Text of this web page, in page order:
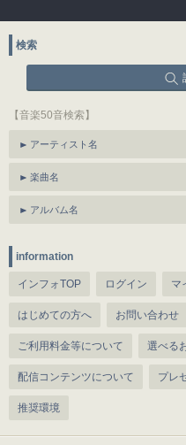
検索
【音楽50音検索】
アーティスト名
楽曲名
アルバム名
information
インフォTOP ログイン マ
はじめての方へ お問い合わせ
ご利用料金等について 選べる
配信コンテンツについて プレ
推奨環境